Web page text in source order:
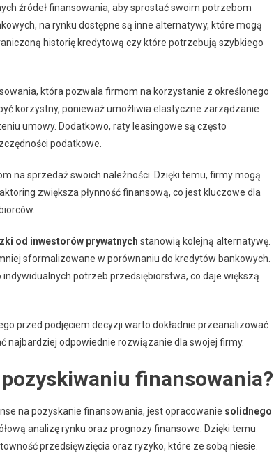
źródeł finansowania, aby sprostać swoim potrzebom
na rynku dostępne są inne alternatywy, które mogą
historię kredytową czy które potrzebują szybkiego
która pozwala firmom na korzystanie z określonego
korzystny, ponieważ umożliwia elastyczne zarządzanie
umowy. Dodatkowo, raty leasingowe są często
podatkowe.
na sprzedaż swoich należności. Dzięki temu, firmy mogą
zwiększa płynność finansową, co jest kluczowe dla
od inwestorów prywatnych stanowią kolejną alternatywę.
sformalizowane w porównaniu do kredytów bankowych.
potrzeb przedsiębiorstwa, co daje większą
przed podjęciem decyzji warto dokładnie przeanalizować
najbardziej odpowiednie rozwiązanie dla swojej firmy.
finansowania?
na pozyskanie finansowania, jest opracowanie solidnego
analizę rynku oraz prognozy finansowe. Dzięki temu
przedsięwzięcia oraz ryzyko, które ze sobą niesie.